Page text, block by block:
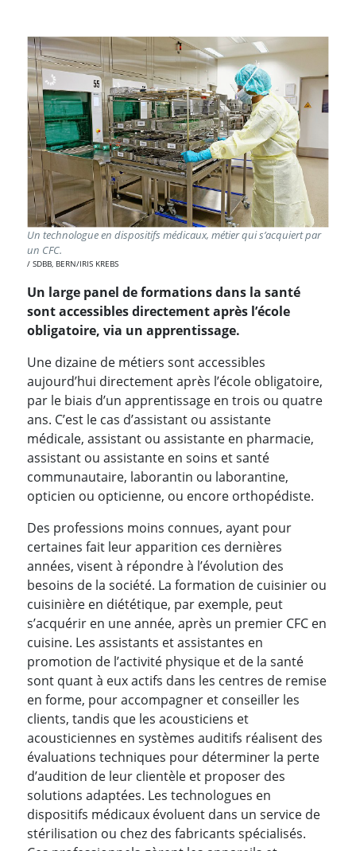
Un technologue en dispositifs médicaux, métier qui s’acquiert par
un CFC.
SDBB, BERN/IRIS KREBS
Un large panel de formations dans la santé
sont accessibles directement après l’école
obligatoire, via un apprentissage.
Une dizaine de métiers sont accessibles
aujourd’hui directement après l’école obligatoire,
par le biais d’un apprentissage en trois ou quatre
ans. C’est le cas d’assistant ou assistante
médicale, assistant ou assistante en pharmacie,
assistant ou assistante en soins et santé
communautaire, laborantin ou laborantine,
opticien ou opticienne, ou encore orthopédiste.
Des professions moins connues, ayant pour
certaines fait leur apparition ces dernières
années, visent à répondre à l’évolution des
besoins de la société. La formation de cuisinier ou
cuisinière en diététique, par exemple, peut
s’acquérir en une année, après un premier CFC en
cuisine. Les assistants et assistantes en
promotion de l’activité physique et de la santé
sont quant à eux actifs dans les centres de remise
en forme, pour accompagner et conseiller les
clients, tandis que les acousticiens et
acousticiennes en systèmes auditifs réalisent des
évaluations techniques pour déterminer la perte
d’audition de leur clientèle et proposer des
solutions adaptées. Les technologues en
dispositifs médicaux évoluent dans un service de
stérilisation ou chez des fabricants spécialisés.